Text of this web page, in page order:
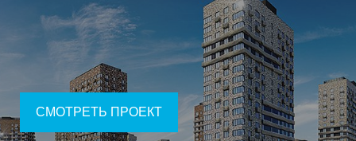
СМОТРЕТЬ ПРОЕКТ